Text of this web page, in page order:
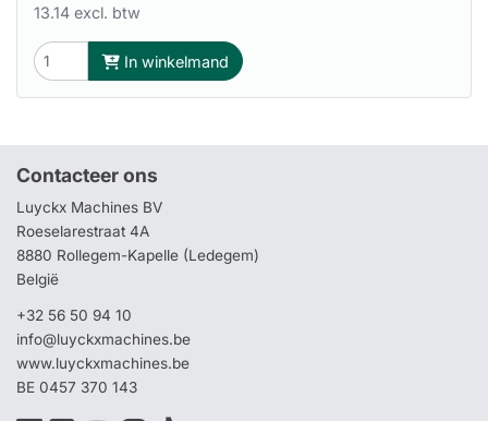
13.14 excl. btw
In winkelmand
Contacteer ons
Luyckx Machines BV
Roeselarestraat 4A
8880 Rollegem-Kapelle (Ledegem)
België
+32 56 50 94 10
info@luyckxmachines.be
www.luyckxmachines.be
BE 0457 370 143